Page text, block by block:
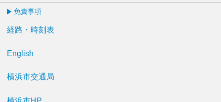
免責事項
経路・時刻表
English
横浜市交通局